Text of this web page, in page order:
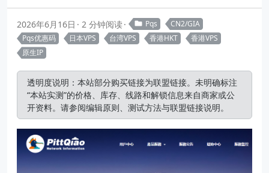
2026年6月16日 2 分钟阅读 Pqs
CN2/GIA
Pqs优惠码
日本VPS 台湾VPS 香港HKT
香港VPS
原生IP
透明度说明：本站部分购买链接为联盟链接。未明确标注
“本站实测”的价格、库存、线路和解锁信息来自商家或公
开资料。请参阅编辑原则、 测试方法与联盟链接说明。